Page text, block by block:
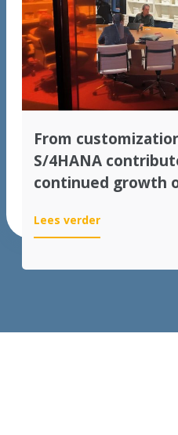
VNSG
SAP
Jaarevent
From
S/4HANA
continued growth
Lees verder:
From
to